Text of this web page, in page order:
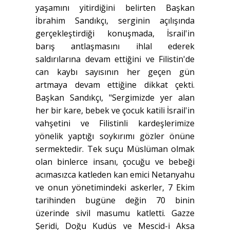
yaşamını yitirdiğini belirten Başkan
İbrahim Sandıkçı, serginin açılışında
gerçekleştirdiği konuşmada, İsrail'in
barış antlaşmasını ihlal ederek
saldırılarına devam ettiğini ve Filistin'de
can kaybı sayısının her geçen gün
artmaya devam ettiğine dikkat çekti.
Başkan Sandıkçı, "Sergimizde yer alan
her bir kare, bebek ve çocuk katili İsrail'in
vahşetini ve Filistinli kardeşlerimize
yönelik yaptığı soykırımı gözler önüne
sermektedir. Tek suçu Müslüman olmak
olan binlerce insanı, çocuğu ve bebeği
acımasızca katleden kan emici Netanyahu
ve onun yönetimindeki askerler, 7 Ekim
tarihinden bugüne değin 70 binin
üzerinde sivil masumu katletti. Gazze
Şeridi, Doğu Kudüs ve Mescid-i Aksa